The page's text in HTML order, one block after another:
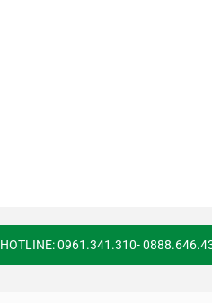
HOTLINE: 0961.341.310-